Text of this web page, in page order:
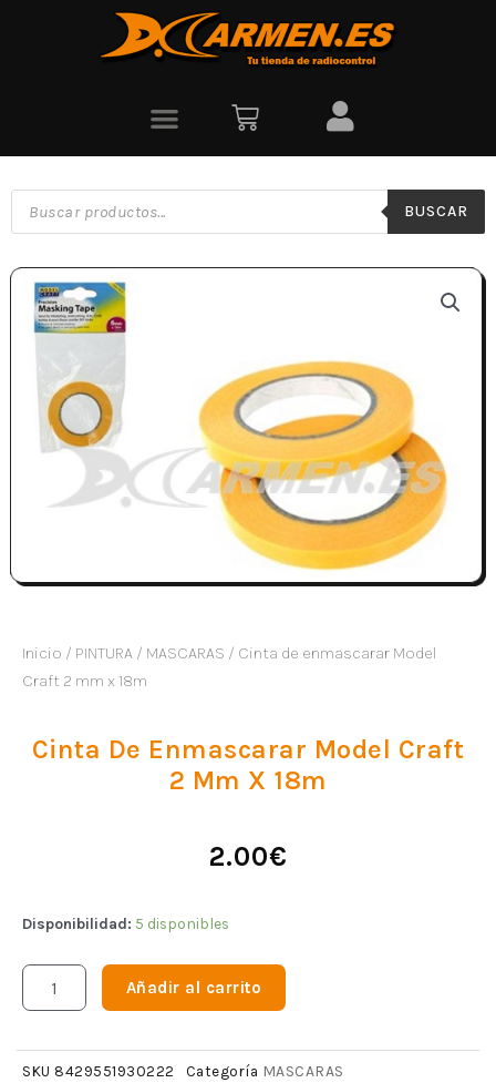
BUSCAR
Inicio / PINTURA / MASCARAS / Cinta de enmascarar Model
Craft 2 mm x 18m
Cinta De Enmascarar Model Craft
2 Mm X 18m
2.00€
Disponibilidad: 5 disponibles
Añadir al carrito
SKU 8429551930222 Categoría MASCARAS